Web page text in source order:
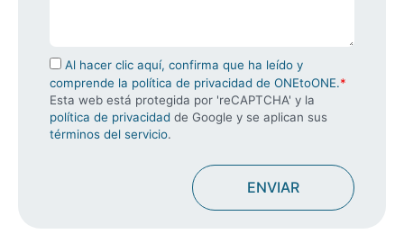
Usamos cookies para mejorar su experiencia de
navegación, mostrarle anuncios o contenidos
personalizados y analizar nuestro tráfico. Al hacer clic en
“Aceptar todo” usted da su consentimiento a nuestro uso
política de cookies
Al hacer clic aquí, confirma que ha leído y
comprende la política de privacidad de ONEtoONE.*
Esta web está protegida por 'reCAPTCHA' y la
política de privacidad de Google y se aplican sus
términos del servicio.